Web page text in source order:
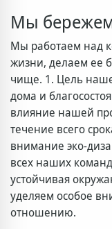
Мы
Мы работаем над
жизни, делаем ее
чище. 1. Цель
дома и
влияние нашей
течение всего
внимание эко-
всех наших
устойчивая
уделяем особое
отношению.